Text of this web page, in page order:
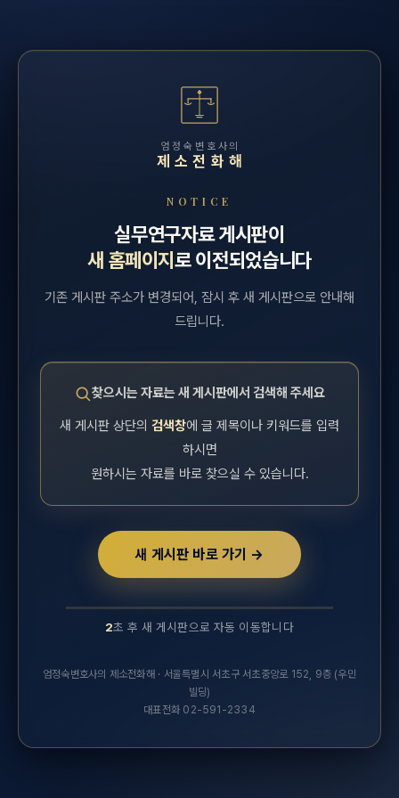
엄정숙변호사의
제소전화해
NOTICE
실무연구자료 게시판이
새 홈페이지 로 이전되었습니다
기존 게시판 주소가 변경되어, 잠시 후 새 게시판으로 안내해
드립니다.
찾으시는 자료는 새 게시판에서 검색해 주세요
새 게시판 상단의 검색창에 글 제목이나 키워드를 입력
하시면
원하시는 자료를 바로 찾으실 수 있습니다.
새 게시판 바로 가기 →
2초 후 새 게시판으로 자동 이동합니다
엄정숙변호사의 제소전화해 · 서울특별시 서초구 서초중앙로 152, 9층 (우민
빌딩)
대표전화 02-591-2334